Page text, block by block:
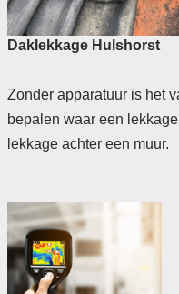
Daklekkage Hulshorst
Zonder apparatuur is het
bepalen waar een
lekkage achter een muur.